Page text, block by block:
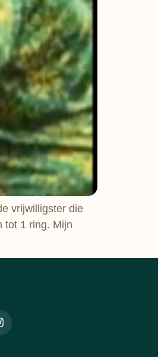
vrijwilligster die
tot 1 ring. Mijn